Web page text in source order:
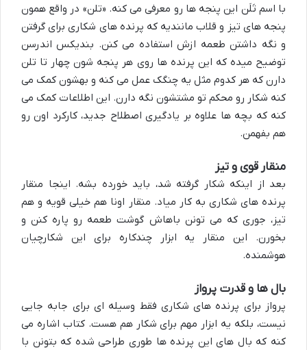
با اسم تَلَن این پنجه ها رو معرفی می کنه. «تلن» در واقع همون
پنجه های تیز و قلاب مانندیه که پرنده های شکاری برای گرفتن
و نگه داشتن طعمه ازش استفاده می کنن. بندیکس اندرسن
توضیح میده که این پرنده ها روی هر پنجه شون چهار تا تلن
دارن که هر کدوم مثل یه چنگک عمل می کنه و بهشون کمک می
کنه شکار رو محکم تو مشتشون نگه دارن. این اطلاعات کمک می
کنه که بچه ها علاوه بر یادگیری اصطلاح جدید، کارکرد اون رو
هم بفهمن.
منقار قوی و تیز
بعد از اینکه شکار گرفته شد، باید خورده بشه. اینجا منقار
پرنده های شکاری به کار میاد. منقار اونا هم خیلی قویه و هم
تیز، جوری که می تونن باهاش گوشت طعمه رو پاره کنن و
بخورن. این منقار یه ابزار چندکاره برای این شکارچیان
هوشمنده.
بال ها و قدرت پرواز
پرواز برای پرنده های شکاری فقط وسیله ای برای جابه جایی
نیست، بلکه یه ابزار مهم برای شکار هم هست. کتاب اشاره می
کنه که بال های این پرنده ها طوری طراحی شده که بتونن با